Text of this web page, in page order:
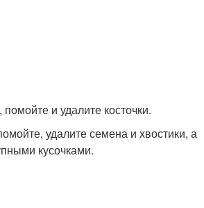
и удалите косточки.
удалите семена и хвостики, а
кусочками.